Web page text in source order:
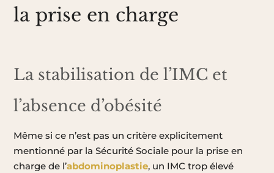
la prise en charge
La stabilisation de l’IMC et
l’absence d’obésité
Même si ce n’est pas un critère explicitement
mentionné par la Sécurité Sociale pour la prise en
charge de l’abdominoplastie, un IMC trop élevé